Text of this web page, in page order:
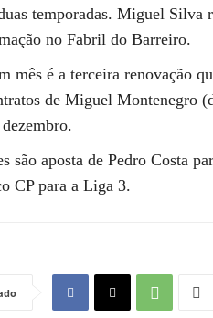
temporadas. Miguel
no Fabril do Barreiro.
mês é a terceira renovação
de Miguel Montenegro
são aposta de Pedro Costa
CP para a Liga 3.